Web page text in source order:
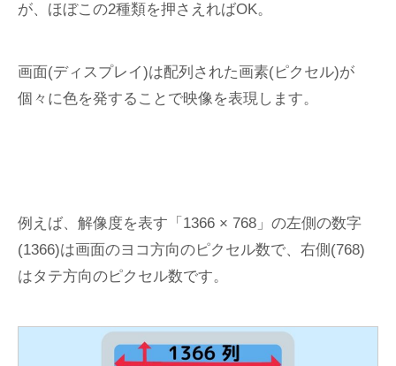
が、ほぼこの2種類を押さえればOK。
画面(ディスプレイ)は配列された画素(ピクセル)が
個々に色を発することで映像を表現します。
例えば、解像度を表す「1366 × 768」の左側の数字
(1366)は画面のヨコ方向のピクセル数で、右側(768)
はタテ方向のピクセル数です。